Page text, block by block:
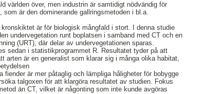
världen över, men industrin är samtidigt nödvändig för
är den dominerande gallringsmetoden i bl.a.
är för biologisk mångfald i stort. I denna studie
undervegetation runt boplatsen i samband med CT och en
(URT), där delar av undervegetationen sparas.
sedan i statistikprogrammet R. Resultatet tyder på att
arten är en generalist som klarar sig i många olika habitat,
är mer påtaglig och lämpliga håligheter för bobygge
talgoxen för att klargöra resultatet av studien. Fokus
än CT, vilket är någonting som inte kunde avgöras